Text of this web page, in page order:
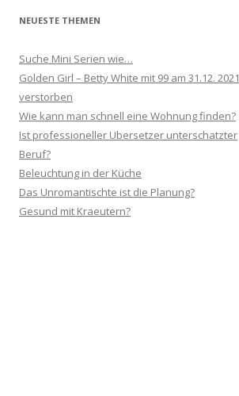
NEUESTE THEMEN
Suche Mini Serien wie…
Golden Girl – Betty White mit 99 am 31.12. 2021
verstorben
Wie kann man schnell eine Wohnung finden?
Ist professioneller Ubersetzer unterschatzter
Beruf?
Beleuchtung in der Küche
Das Unromantischte ist die Planung?
Gesund mit Kraeutern?